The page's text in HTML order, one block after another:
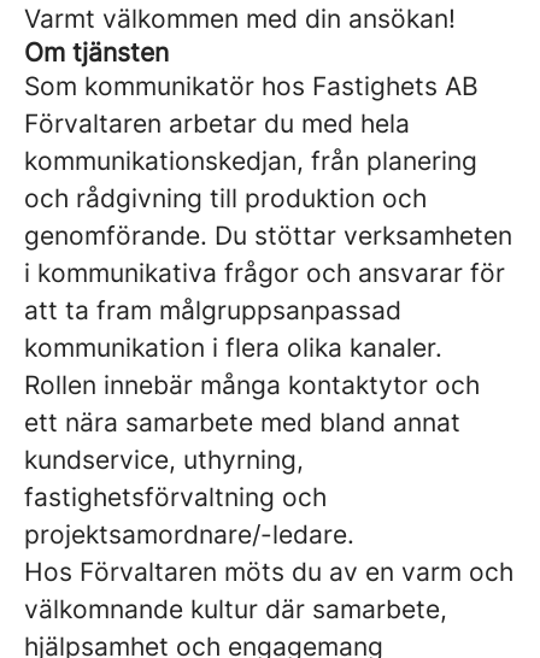
Varmt välkommen med din ansökan!
Om tjänsten
Som kommunikatör hos Fastighets AB
Förvaltaren arbetar du med hela
kommunikationskedjan, från planering
och rådgivning till produktion och
genomförande. Du stöttar verksamheten
i kommunikativa frågor och ansvarar för
att ta fram målgruppsanpassad
kommunikation i flera olika kanaler.
Rollen innebär många kontaktytor och
ett nära samarbete med bland annat
kundservice, uthyrning,
fastighetsförvaltning och
projektsamordnare/-ledare.
Hos Förvaltaren möts du av en varm och
välkomnande kultur där samarbete,
hjälpsamhet och engagemang